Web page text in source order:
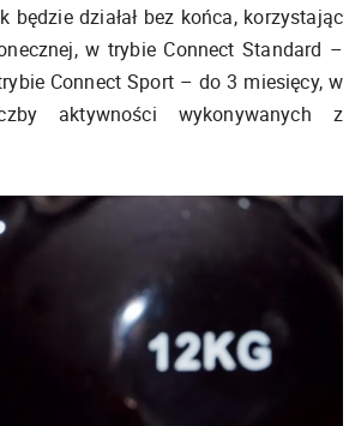
będzie działał bez końca, korzystając
w trybie Connect Standard –
Connect Sport – do 3 miesięcy, w
aktywności wykonywanych z